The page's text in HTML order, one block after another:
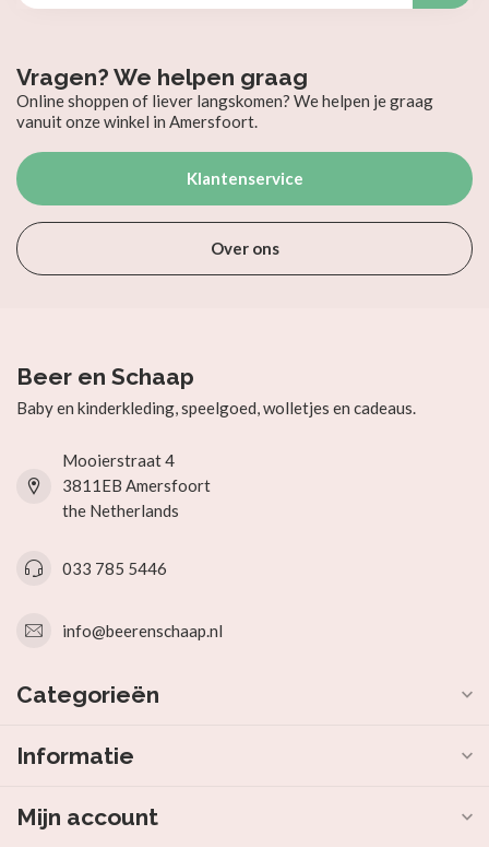
Vragen? We helpen graag
Online shoppen of liever langskomen? We helpen je graag
vanuit onze winkel in Amersfoort.
Klantenservice
Over ons
Beer en Schaap
Baby en kinderkleding, speelgoed, wolletjes en cadeaus.
Mooierstraat 4
3811EB Amersfoort
the Netherlands
033 785 5446
info@beerenschaap.nl
Categorieën
Informatie
Mijn account